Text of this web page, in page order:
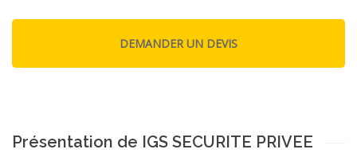
Présentation de IGS SECURITE PRIVEE